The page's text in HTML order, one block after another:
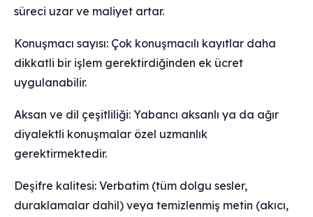
süreci uzar ve maliyet artar.
Konuşmacı sayısı: Çok konuşmacılı kayıtlar daha
dikkatli bir işlem gerektirdiğinden ek ücret
uygulanabilir.
Aksan ve dil çeşitliliği: Yabancı aksanlı ya da ağır
diyalektli konuşmalar özel uzmanlık
gerektirmektedir.
Deşifre kalitesi: Verbatim (tüm dolgu sesler,
duraklamalar dahil) veya temizlenmiş metin (akıcı,